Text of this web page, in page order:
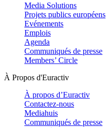
Media Solutions
Projets publics européens
Evénements
Emplois
Agenda
Communiqués de presse
Members’ Circle
À Propos d'Euractiv
À propos d’Euractiv
Contactez-nous
Mediahuis
Communiqués de presse